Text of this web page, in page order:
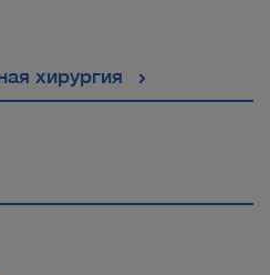
хирургия